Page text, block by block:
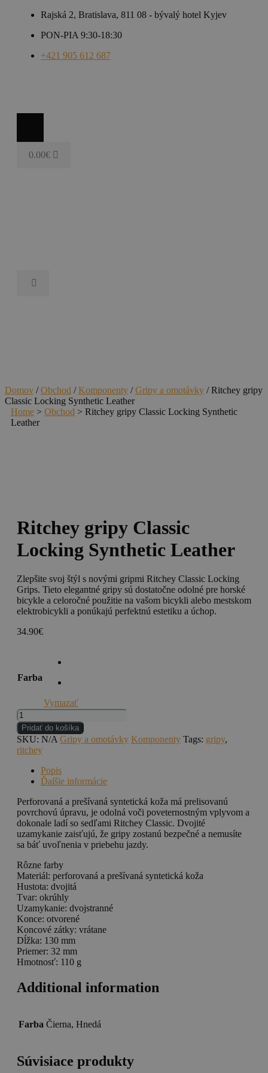
Rajská 2, Bratislava, 811 08 - bývalý hotel Kyjev
PON-PIA 9:30-18:30
+421 905 612 687
0.00€
Domov /Obchod /Komponenty /Gripy a omotávky / Ritchey gripy
Classic Locking Synthetic Leather
Home > Obchod > Ritchey gripy Classic Locking Synthetic
Leather
Ritchey gripy Classic
Locking Synthetic Leather
Zlepšite svoj štýl s novými gripmi Ritchey Classic Locking
Grips. Tieto elegantné gripy sú dostatočne odolné pre horské
bicykle a celoročné použitie na vašom bicykli alebo mestskom
elektrobicykli a ponúkajú perfektnú estetiku a úchop.
34.90€
Farba
Vymazať
množstvo
Ritchey
gripy
Classic
Locking
Synthetic
Leather
Pridať do košíka
SKU: N/A Gripy a omotávky Komponenty Tags: gripy,
ritchey
Popis
Ďalšie informácie
Perforovaná a prešívaná syntetická koža má prelisovanú
povrchovú úpravu, je odolná voči poveternostným vplyvom a
dokonale ladí so sedľami Ritchey Classic. Dvojité
uzamykanie zaisťujú, že gripy zostanú bezpečné a nemusíte
sa báť uvoľnenia v priebehu jazdy.
Rôzne farby
Materiál: perforovaná a prešívaná syntetická koža
Hustota: dvojitá
Tvar: okrúhly
Uzamykanie: dvojstranné
Konce: otvorené
Koncové zátky: vrátane
Dĺžka: 130 mm
Priemer: 32 mm
Hmotnosť: 110 g
Additional information
Farba Čierna, Hnedá
Súvisiace produkty